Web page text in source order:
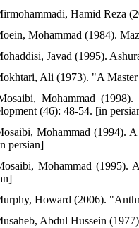
Hamid Reza
Mohammad (1984).
Javad (1995).
Ali (1973). "A
Mohammad
(46): 48-54. [in
Mohammad (1994).
persian]
Mohammad (1995).
Howard (2006).
Abdul Hussein